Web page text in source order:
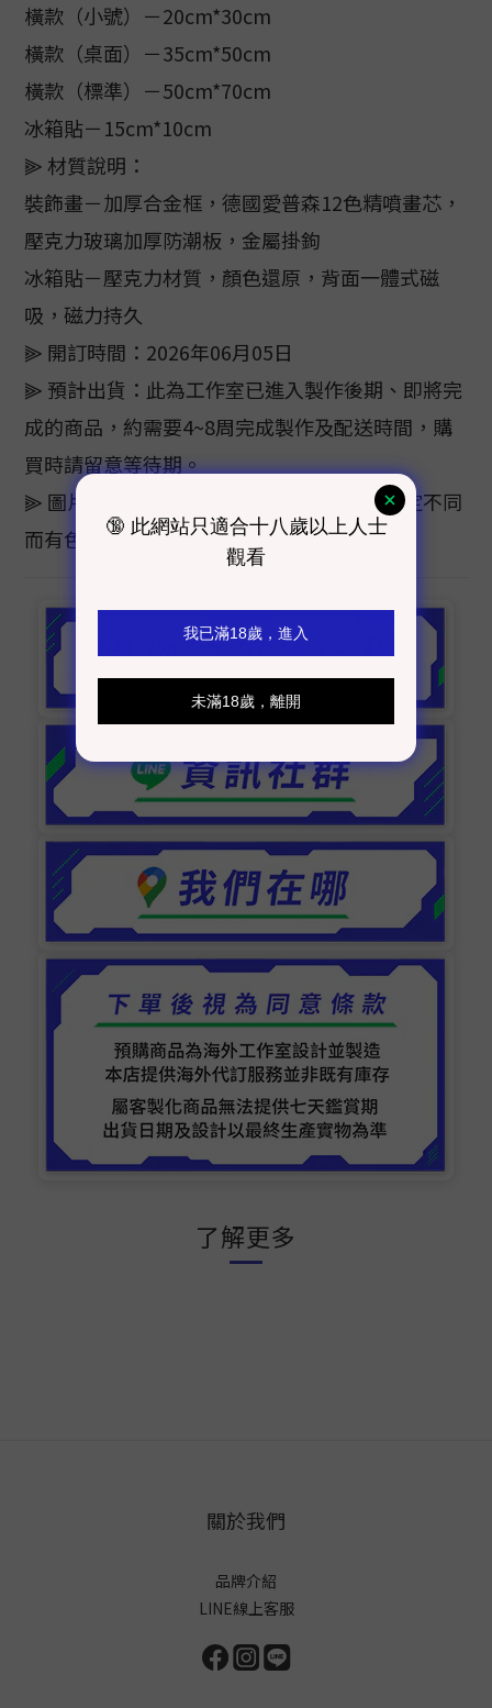
橫款（小號）－20cm*30cm
橫款（桌面）－35cm*50cm
橫款（標準）－50cm*70cm
冰箱貼－15cm*10cm
⫸ 材質說明：
裝飾畫－加厚合金框，德國愛普森12色精噴畫芯，
壓克力玻璃加厚防潮板，金屬掛鉤
冰箱貼－壓克力材質，顏色還原，背面一體式磁
吸，磁力持久
⫸ 開訂時間：2026年06月05日
⫸ 預計出貨：此為工作室已進入製作後期、即將完
成的商品，約需要4~8周完成製作及配送時間，購
買時請留意等待期。
⫸ 圖片顏色僅供參考，色樣會因電腦螢幕設定不同
而有色差，顏色以實際商品為主
了解更多
關於我們
品牌介紹
LINE線上客服